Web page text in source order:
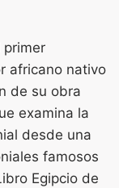
primer
africano nativo
de su obra
examina la
desde una
famosos
Egipcio de